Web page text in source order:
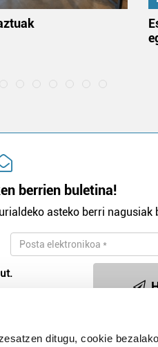
ditugu, cookie
berrien buletina!
asteko berri nagusiak